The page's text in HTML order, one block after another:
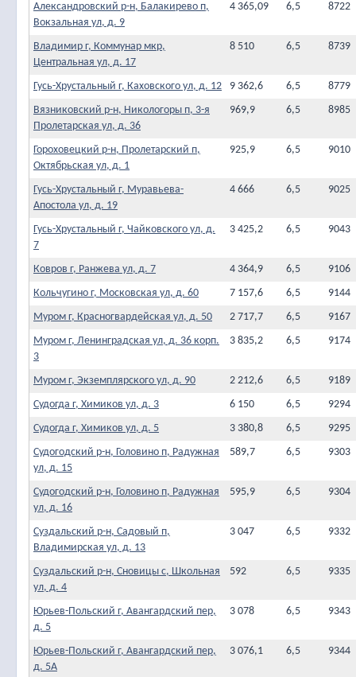
Александровский р-н, Балакирево п,
Вокзальная ул, д. 9
4 365,09 6,5 8722
Владимир г, Коммунар мкр,
Центральная ул, д. 17
8 510 6,5 8739
Гусь-Хрустальный г, Каховского ул, д. 12 9 362,6 6,5
8779
Вязниковский р-н, Никологоры п, 3-я
Пролетарская ул, д. 36
969,9 6,5 8985
Гороховецкий р-н, Пролетарский п,
Октябрьская ул, д. 1
925,9 6,5 9010
Гусь-Хрустальный г, Муравьева-
Апостола ул, д. 19
4 666 6,5 9025
Гусь-Хрустальный г, Чайковского ул, д.
7
3 425,2 6,5 9043
Ковров г, Ранжева ул, д. 7 4 364,9 6,5
9106
Кольчугино г, Московская ул, д. 60
7 157,6 6,5
9144
Муром г, Красногвардейская ул, д. 50
2 717,7 6,5
9167
Муром г, Ленинградская ул, д. 36 корп.
3
3 835,2 6,5 9174
Муром г, Экземплярского ул, д. 90 2 212,6 6,5
9189
Судогда г, Химиков ул, д. 3
6 150 6,5
9294
Судогда г, Химиков ул, д. 5
3 380,8 6,5
9295
Судогодский р-н, Головино п, Радужная
ул, д. 15
589,7 6,5 9303
Судогодский р-н, Головино п, Радужная
ул, д. 16
595,9 6,5 9304
Суздальский р-н, Садовый п,
Владимирская ул, д. 13
3 047 6,5 9332
Суздальский р-н, Сновицы с, Школьная
ул, д. 4
592 6,5 9335
Юрьев-Польский г, Авангардский пер,
д. 5
3 078 6,5 9343
Юрьев-Польский г, Авангардский пер,
д. 5А
3 076,1 6,5 9344